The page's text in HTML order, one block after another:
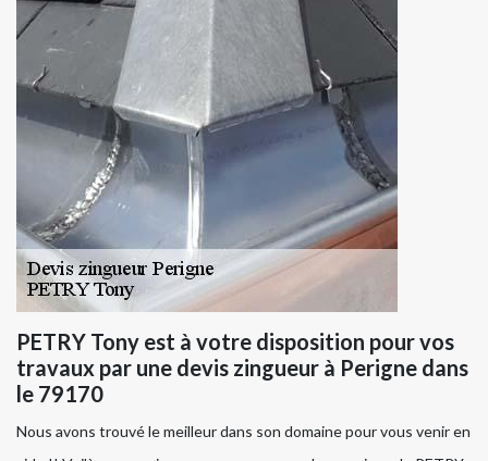
PETRY Tony est à votre disposition pour vos
travaux par une devis zingueur à Perigne dans
le 79170
Nous avons trouvé le meilleur dans son domaine pour vous venir en